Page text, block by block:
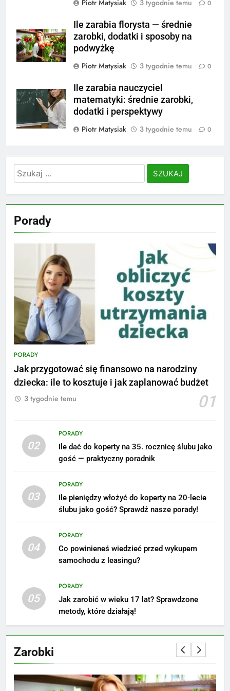
Piotr Matysiak 3 tygodnie temu 0
Ile zarabia florysta — średnie
zarobki, dodatki i sposoby na
podwyżkę
Piotr Matysiak
3 tygodnie temu 0
Ile zarabia nauczyciel
matematyki: średnie zarobki,
dodatki i perspektywy
Piotr Matysiak
3 tygodnie temu 0
Szukaj:
Porady
PORADY
Jak przygotować się finansowo na narodziny
dziecka: ile to kosztuje i jak zaplanować budżet
01
3 tygodnie temu
02
PORADY
Ile dać do koperty na 35. rocznicę ślubu jako
gość — praktyczny poradnik
03
PORADY
Ile pieniędzy włożyć do koperty na 20-lecie
ślubu jako gość? Sprawdź nasze porady!
04
PORADY
Co powinieneś wiedzieć przed wykupem
samochodu z leasingu?
05
PORADY
Jak zarobić w wieku 17 lat? Sprawdzone
metody, które działają!
Zarobki
5
Ile zarabia podolog: poznajmy
zainspirują
ZAROBKI
Jak przygotować się finansowo
na narodziny dziecka: ile to
budżet
PORADY
8
opinie i zarobki